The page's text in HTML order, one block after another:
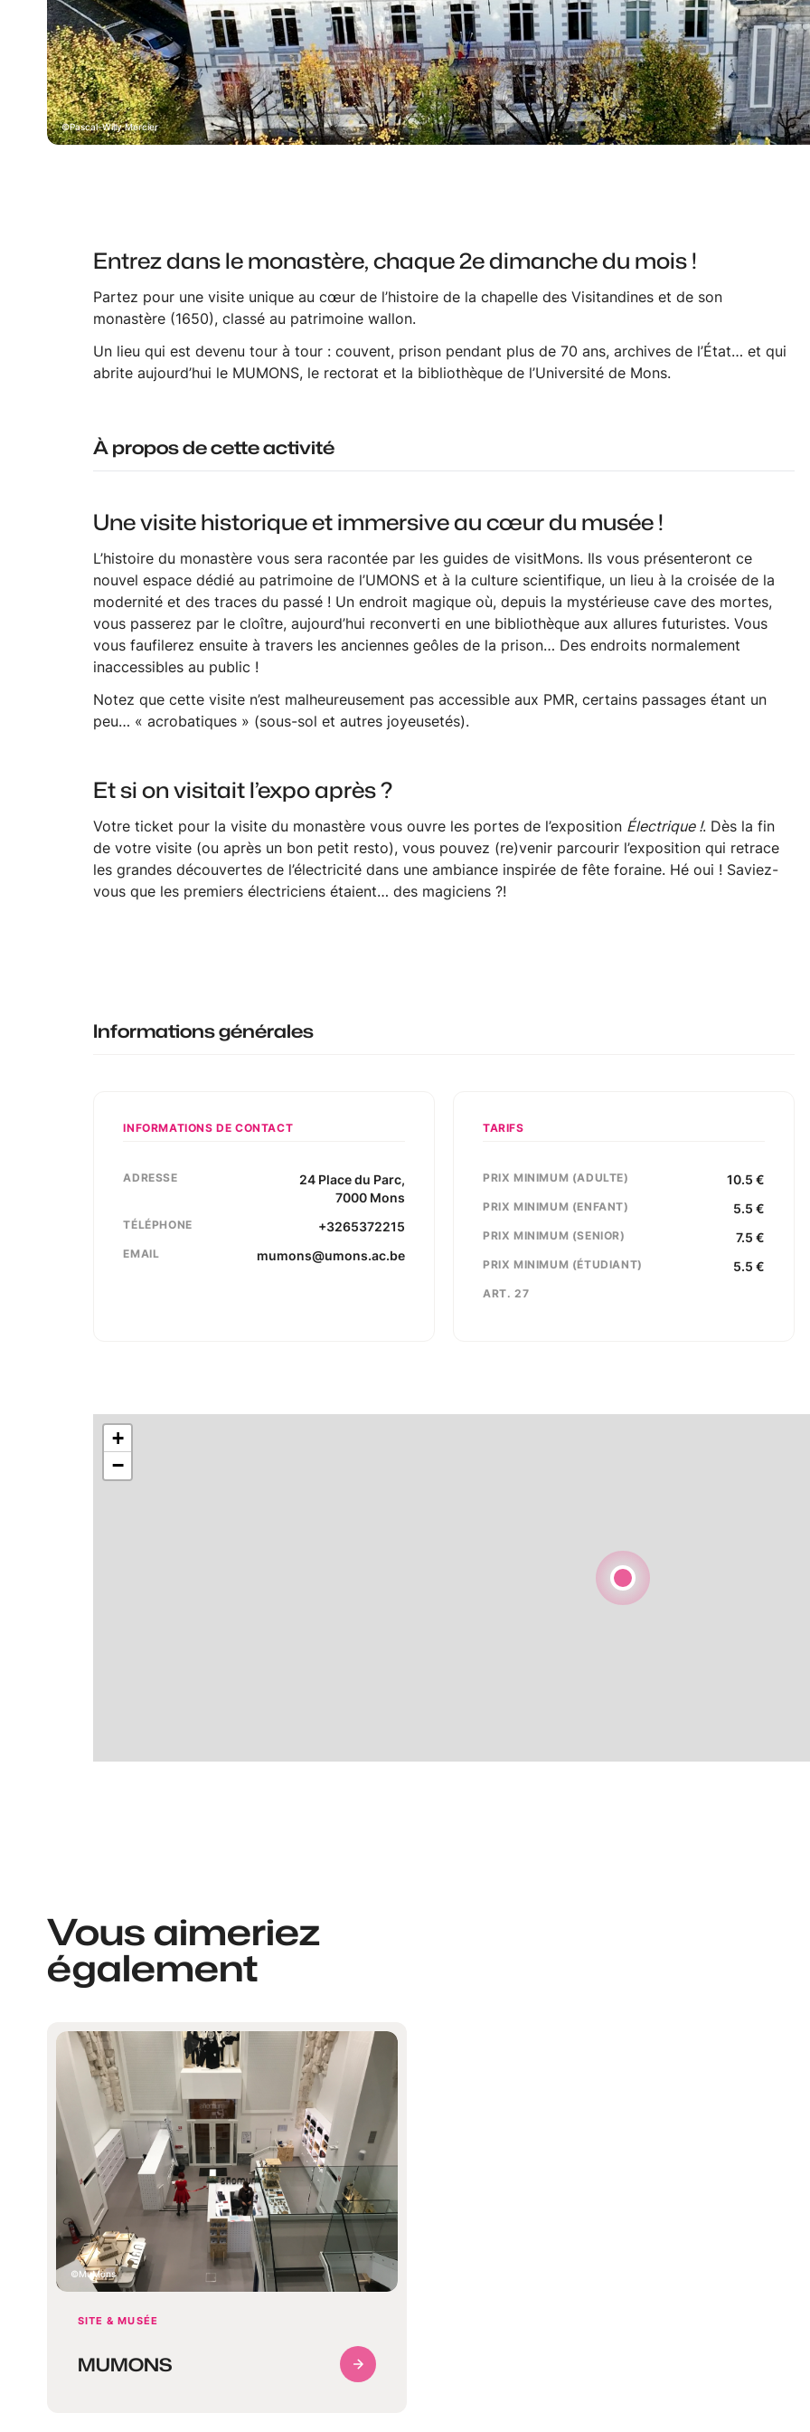
Pascal-Willy Mercier
Entrez dans le monastère, chaque 2e dimanche du mois !
Partez pour une visite unique au cœur de l’histoire de la chapelle des Visitandines et de son
monastère (1650), classé au patrimoine wallon.
Un lieu qui est devenu tour à tour : couvent, prison pendant plus de 70 ans, archives de l’État… et qui
abrite aujourd’hui le MUMONS, le rectorat et la bibliothèque de l’Université de Mons.
À propos de cette activité
Une visite historique et immersive au cœur du musée !
L’histoire du monastère vous sera racontée par les guides de visitMons. Ils vous présenteront ce
nouvel espace dédié au patrimoine de l’UMONS et à la culture scientifique, un lieu à la croisée de la
modernité et des traces du passé ! Un endroit magique où, depuis la mystérieusecave des mortes,
vous passerez par le cloître, aujourd’hui reconverti en une bibliothèque aux allures futuristes. Vous
vous faufilerez ensuite à travers les anciennes geôles de la prison… Des endroits normalement
inaccessibles au public !
Notez que cette visite n’est malheureusement pas accessible aux PMR, certains passages étant un
peu… « acrobatiques » (sous-sol et autres joyeusetés).
Et si on visitait l’expo après ?
Votre ticket pour la visite du monastère vous ouvre les portes de l’exposition Électrique !. Dès la fin
de votre visite (ou après un bon petit resto), vous pouvez (re)venir parcourir l’exposition qui retrace
les grandes découvertes de l’électricité dans une ambiance inspirée de fête foraine. Hé oui ! Saviez-
vous que les premiers électriciens étaient… des magiciens ?!
Informations générales
INFORMATIONS DE CONTACT
ADRESSE 24 Place du Parc,
7000 Mons
TÉLÉPHONE +3265372215
EMAIL mumons@umons.ac.be
TARIFS
PRIX MINIMUM (ADULTE) 10.5 €
PRIX MINIMUM (ENFANT) 5.5 €
PRIX MINIMUM (SENIOR) 7.5 €
PRIX MINIMUM (ÉTUDIANT) 5.5 €
ART. 27
+
−
Vous aimeriez
également
MuMons
SITE & MUSÉE
MUMONS